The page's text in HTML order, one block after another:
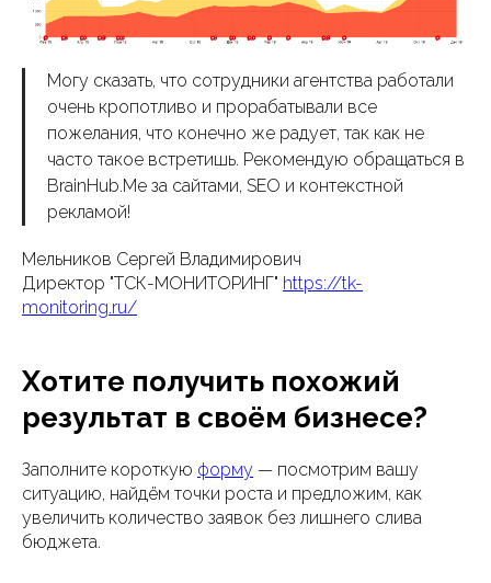
Могу сказать, что сотрудники агентства работали
очень кропотливо и прорабатывали все
пожелания, что конечно же радует, так как не
часто такое встретишь. Рекомендую обращаться в
BrainHub.Me за сайтами, SEO и контекстной
рекламой!
Мельников Сергей Владимирович
Директор "ТСК-МОНИТОРИНГ" https://tk-
monitoring.ru/
Хотите получить похожий
результат в своём бизнесе?
Заполните короткую форму — посмотрим вашу
ситуацию, найдём точки роста и предложим, как
увеличить количество заявок без лишнего слива
бюджета.